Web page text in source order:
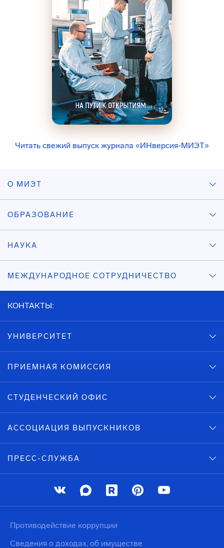
Читать свежий выпуск журнала «ИНверсия-МИЭТ»
О МИЭТ
ОБРАЗОВАНИЕ
НАУКА
МЕЖДУНАРОДНОЕ СОТРУДНИЧЕСТВО
КОНТАКТЫ:
УНИВЕРСИТЕТ
ПРИЕМНАЯ КОМИССИЯ
СТУДЕНЧЕСКИЙ ОФИС
АССОЦИАЦИЯ ВЫПУСКНИКОВ
ПРЕСС-СЛУЖБА
Противодействие коррупции
Сведения о доходах, об имуществе